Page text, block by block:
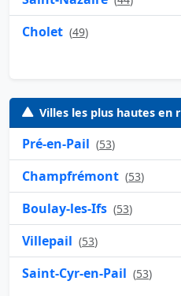
Cholet (49)
Villes les plus hautes en
Pré-en-Pail (53)
Champfrémont (53)
Boulay-les-Ifs (53)
Villepail (53)
Saint-Cyr-en-Pail (53)